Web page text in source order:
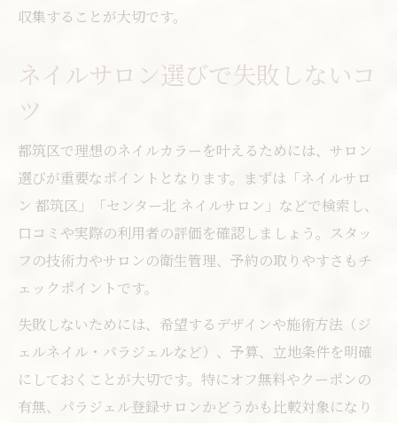
収集することが大切です。
ネイルサロン選びで失敗しないコ
ツ
都筑区で理想のネイルカラーを叶えるためには、サロン
選びが重要なポイントとなります。まずは「ネイルサロ
ン 都筑区」「センター北 ネイルサロン」などで検索し、
口コミや実際の利用者の評価を確認しましょう。スタッ
フの技術力やサロンの衛生管理、予約の取りやすさもチ
ェックポイントです。
失敗しないためには、希望するデザインや施術方法（ジ
ェルネイル・パラジェルなど）、予算、立地条件を明確
にしておくことが大切です。特にオフ無料やクーポンの
有無、パラジェル登録サロンかどうかも比較対象になり